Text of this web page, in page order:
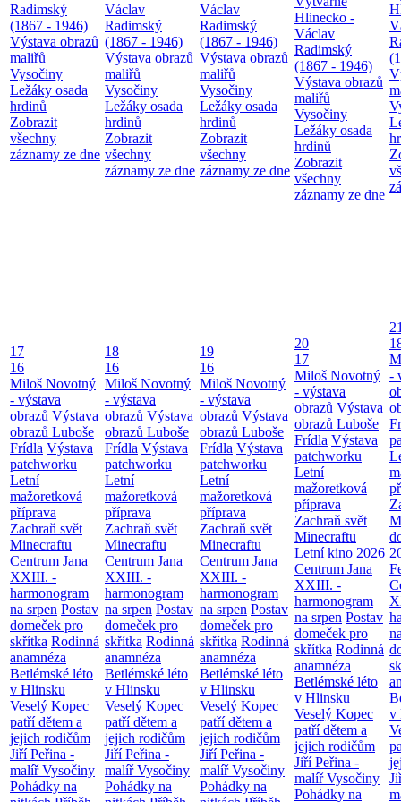
Radimský
(1867 - 1946)
Výstava obrazů
maliřů
Vysočiny
Ležáky osada
hrdinů
Zobrazit
všechny
záznamy ze dne
Václav
Radimský
(1867 - 1946)
Výstava obrazů
maliřů
Vysočiny
Ležáky osada
hrdinů
Zobrazit
všechny
záznamy ze dne
Václav
Radimský
(1867 - 1946)
Výstava obrazů
maliřů
Vysočiny
Ležáky osada
hrdinů
Zobrazit
všechny
záznamy ze dne
Hlinecko -
Václav
Radimský
(1867 - 1946)
Výstava obrazů
maliřů
Vysočiny
Ležáky osada
hrdinů
Zobrazit
všechny
záznamy ze dne
17
16
Miloš Novotný
- výstava
obrazů Výstava
obrazů Luboše
Frídla Výstava
patchworku
Letní
mažoretková
příprava
Zachraň svět
Minecraftu
Centrum Jana
XXIII. -
harmonogram
na srpen Postav
domeček pro
skřítka Rodinná
anamnéza
Betlémské léto
v Hlinsku
Veselý Kopec
patří dětem a
jejich rodičům
Jiří Peřina -
malíř Vysočiny
Pohádky na
18
16
Miloš Novotný
- výstava
obrazů Výstava
obrazů Luboše
Frídla Výstava
patchworku
Letní
mažoretková
příprava
Zachraň svět
Minecraftu
Centrum Jana
XXIII. -
harmonogram
na srpen Postav
domeček pro
skřítka Rodinná
anamnéza
Betlémské léto
v Hlinsku
Veselý Kopec
patří dětem a
jejich rodičům
Jiří Peřina -
malíř Vysočiny
Pohádky na
19
16
Miloš Novotný
- výstava
obrazů Výstava
obrazů Luboše
Frídla Výstava
patchworku
Letní
mažoretková
příprava
Zachraň svět
Minecraftu
Centrum Jana
XXIII. -
harmonogram
na srpen Postav
domeček pro
skřítka Rodinná
anamnéza
Betlémské léto
v Hlinsku
Veselý Kopec
patří dětem a
jejich rodičům
Jiří Peřina -
malíř Vysočiny
Pohádky na
20
17
Miloš Novotný
- výstava
obrazů Výstava
obrazů Luboše
Frídla Výstava
patchworku
Letní
mažoretková
příprava
Zachraň svět
Minecraftu
Letní kino 2026
Centrum Jana
XXIII. -
harmonogram
na srpen Postav
domeček pro
skřítka Rodinná
anamnéza
Betlémské léto
v Hlinsku
Veselý Kopec
patří dětem a
jejich rodičům
Jiří Peřina -
malíř Vysočiny
Pohádky na
-
v